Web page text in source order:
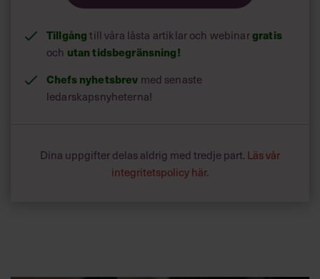
Tillgångtill våra låsta artiklar och webinargratis
och utan tidsbegränsning!
Chefs nyhetsbrev med senaste
ledarskapsnyheterna!
Dina uppgifter delas aldrig med tredje part. Läs vår
integritetspolicy här.